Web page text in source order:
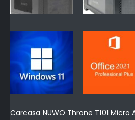
Carcasa NUWO Throne T101 Micro